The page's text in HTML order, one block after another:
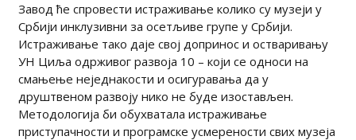
Завод ће спровести истраживање колико су музеји у
Србији инклузивни за осетљиве групе у Србији.
Истраживање тако даје свој допринос и остваривању
УН Циља одрживог развоја 10 – који се односи на
смањење неједнакости и осигуравања да у
друштвеном развоју нико не буде изостављен.
Методологија би обухватала истраживање
приступачности и програмске усмерености свих музеја